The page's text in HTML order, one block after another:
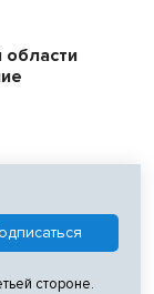
стороне.